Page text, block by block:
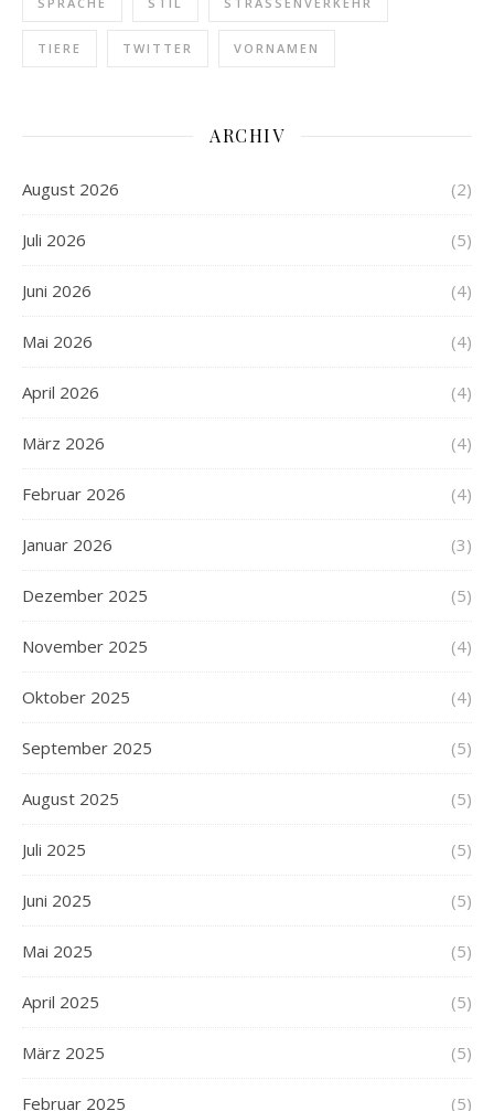
TIERE TWITTER VORNAMEN
ARCHIV
August 2026 (2)
Juli 2026 (5)
Juni 2026 (4)
Mai 2026 (4)
April 2026 (4)
März 2026 (4)
Februar 2026 (4)
Januar 2026 (3)
Dezember 2025 (5)
November 2025 (4)
Oktober 2025 (4)
September 2025 (5)
August 2025 (5)
Juli 2025 (5)
Juni 2025 (5)
Mai 2025 (5)
April 2025 (5)
März 2025 (5)
Februar 2025 (5)